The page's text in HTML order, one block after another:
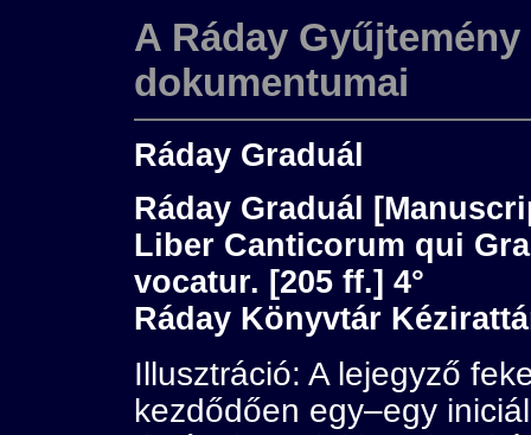
A Ráday
dokumentumai
Ráday Graduál
Ráday Graduál
Liber Canticorum qui
vocatur. [205 ff.] 4°
Ráday Könyvtár
Illusztráció: A lejegyző
kezdődően egy–egy